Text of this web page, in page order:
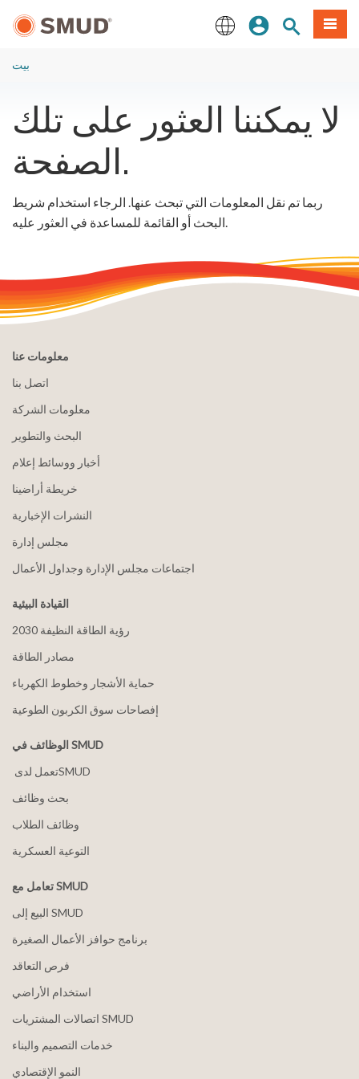
إلى
تسجيل الدخول
بحث الموقع
طعام
بيت
لا يمكننا العثور على تلك
الصفحة.
ربما تم نقل المعلومات التي تبحث عنها. الرجاء استخدام شريط
البحث أو القائمة للمساعدة في العثور عليه.
معلومات عنا
اتصل بنا
معلومات الشركة
البحث والتطوير
أخبار ووسائط إعلام
خريطة أراضينا
النشرات الإخبارية
مجلس إدارة
اجتماعات مجلس الإدارة وجداول الأعمال
القيادة البيئية
2030 رؤية الطاقة النظيفة
مصادر الطاقة
حماية الأشجار وخطوط الكهرباء
إفصاحات سوق الكربون الطوعية
الوظائف في SMUD
بحث وظائف
وظائف الطلاب
التوعية العسكرية
تعامل مع SMUD
البيع إلى SMUD
برنامج حوافز الأعمال الصغيرة
فرص التعاقد
استخدام الأراضي
اتصالات المشتريات SMUD
خدمات التصميم والبناء
النمو الإقتصادي